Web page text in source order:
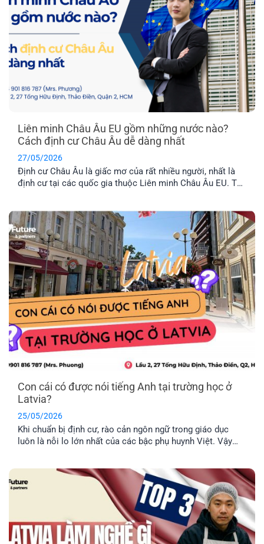
Liên minh Châu Âu EU gồm những nước nào?
Cách định cư Châu Âu dễ dàng nhất
27/05/2026
Định cư Châu Âu là giấc mơ của rất nhiều người, nhất là
định cư tại các quốc gia thuộc Liên minh Châu Âu EU. Tuy
trình định cư Châu Âu dễ dàng nhất hiện nay? Hãy cùng
EFP tìm hiểu nhé!
Con cái có được nói tiếng Anh tại trường học ở
Latvia?
25/05/2026
Khi chuẩn bị định cư, rào cản ngôn ngữ trong giáo dục
luôn là nỗi lo lớn nhất của các bậc phụ huynh Việt. Vậy
địa phương? EFP sẽ giải đáp [...]